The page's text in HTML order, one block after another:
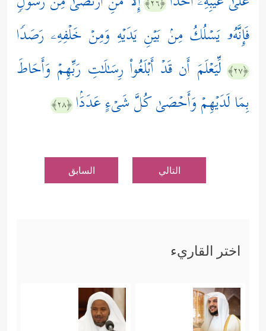
﴿٢٦﴾
فَإِنَّهُۥ یَسۡلُكُ مِنۢ بَیۡنِ یَدَیۡهِ وَمِنۡ خَلۡفِهِۦ رَصَدࣰا
﴿٢٧﴾
لِّیَعۡلَمَ أَن قَدۡ أَبۡلَغُواْ رِسَـٰلَـٰتِ رَبِّهِمۡ وَأَحَاطَ
بِمَا لَدَیۡهِمۡ وَأَحۡصَىٰ كُلَّ شَیۡءٍ عَدَدَۢا ﴿٢٨﴾
التالي السابق
اختر القاريء